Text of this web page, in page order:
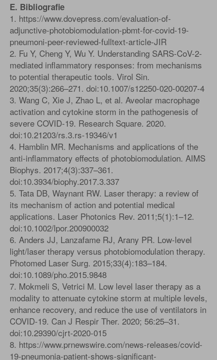
E. Bibliografie
1. https://www.dovepress.com/evaluation-of-
adjunctive-photobiomodulation-pbmt-for-covid-19-
pneumoni-peer-reviewed-fulltext-article-JIR
2. Fu Y, Cheng Y, Wu Y. Understanding SARS-CoV-2-
mediated inflammatory responses: from mechanisms
to potential therapeutic tools. Virol Sin.
2020;35(3):266–271. doi:10.1007/s12250-020-00207-4
3. Wang C, Xie J, Zhao L, et al. Aveolar macrophage
activation and cytokine storm in the pathogenesis of
severe COVID-19. Research Square. 2020.
doi:10.21203/rs.3.rs-19346/v1
4. Hamblin MR. Mechanisms and applications of the
anti-inflammatory effects of photobiomodulation. AIMS
Biophys. 2017;4(3):337–361.
doi:10.3934/biophy.2017.3.337
5. Tata DB, Waynant RW. Laser therapy: a review of
its mechanism of action and potential medical
applications. Laser Photonics Rev. 2011;5(1):1–12.
doi:10.1002/lpor.200900032
6. Anders JJ, Lanzafame RJ, Arany PR. Low-level
light/laser therapy versus photobiomodulation therapy.
Photomed Laser Surg. 2015;33(4):183–184.
doi:10.1089/pho.2015.9848
7. Mokmeli S, Vetrici M. Low level laser therapy as a
modality to attenuate cytokine storm at multiple levels,
enhance recovery, and reduce the use of ventilators in
COVID-19. Can J Respir Ther. 2020; 56:25–31.
doi:10.29390/cjrt-2020-015
8. https://www.prnewswire.com/news-releases/covid-
19-pneumonia-patient-shows-significant-